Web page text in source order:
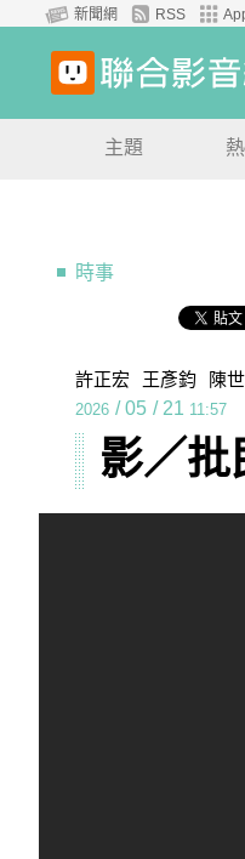
新聞網 RSS
主題
時事
許正宏 王彥鈞 陳
2026 / 05 / 21 11:57
影／批